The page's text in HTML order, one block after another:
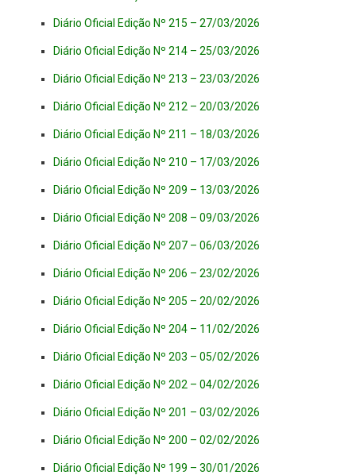
Diário Oficial Edição Nº 215 – 27/03/2026
Diário Oficial Edição Nº 214 – 25/03/2026
Diário Oficial Edição Nº 213 – 23/03/2026
Diário Oficial Edição Nº 212 – 20/03/2026
Diário Oficial Edição Nº 211 – 18/03/2026
Diário Oficial Edição Nº 210 – 17/03/2026
Diário Oficial Edição Nº 209 – 13/03/2026
Diário Oficial Edição Nº 208 – 09/03/2026
Diário Oficial Edição Nº 207 – 06/03/2026
Diário Oficial Edição Nº 206 – 23/02/2026
Diário Oficial Edição Nº 205 – 20/02/2026
Diário Oficial Edição Nº 204 – 11/02/2026
Diário Oficial Edição Nº 203 – 05/02/2026
Diário Oficial Edição Nº 202 – 04/02/2026
Diário Oficial Edição Nº 201 – 03/02/2026
Diário Oficial Edição Nº 200 – 02/02/2026
Diário Oficial Edição Nº 199 – 30/01/2026